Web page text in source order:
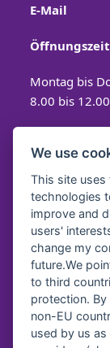
E-Mail
Montag bis
8.00 bis
8.00 bis
IBAN:DE64
BIC:
We use
This site
technologies
improve and
users'
change my
future.We
to third
protection.
non-EU
used by us